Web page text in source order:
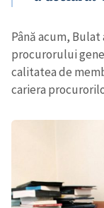
Până acum,
procurorului
calitatea de
cariera